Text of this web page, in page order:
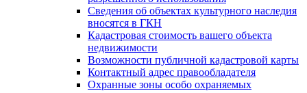
Сведения об объектах культурного наследия
вносятся в ГКН
Кадастровая стоимость вашего объекта
недвижимости
Возможности публичной кадастровой карты
Контактный адрес правообладателя
Охранные зоны особо охраняемых